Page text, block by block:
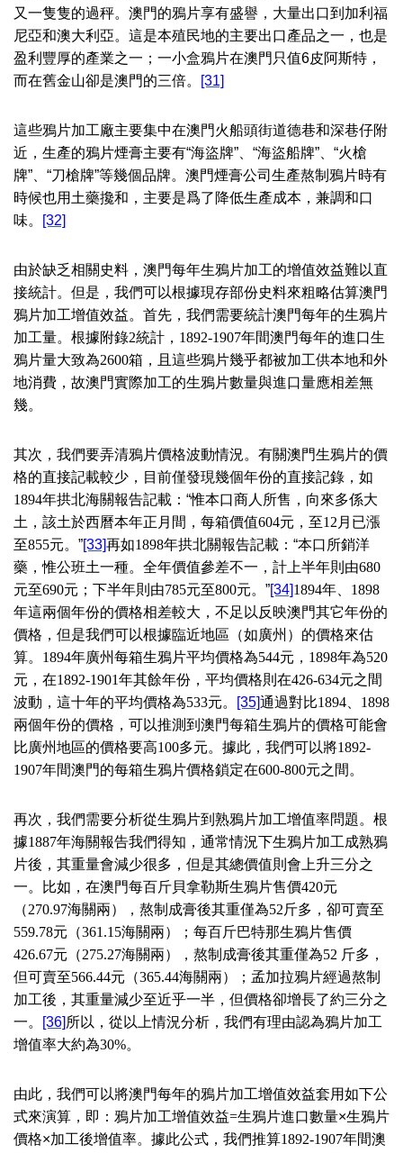
又一隻隻的過秤。澳門的鴉片享有盛譽，大量出口到加利福
尼亞和澳大利亞。這是本殖民地的主要出口產品之一，也是
盈利豐厚的產業之一；一小盒鴉片在澳門只值6皮阿斯特，
而在舊金山卻是澳門的三倍。
[31]
這些鴉片加工廠主要集中在澳門火船頭街道德巷和深巷仔附
近，生產的鴉片煙膏主要有“海盜牌”、“海盜船牌”、“火槍
牌”、“刀槍牌”等幾個品牌。澳門煙膏公司生產熬制鴉片時有
時候也用土藥攙和，主要是爲了降低生產成本，兼調和口
味。
[32]
由於缺乏相關史料，澳門每年生鴉片加工的增值效益難以直
接統計。但是，我們可以根據現存部份史料來粗略估算澳門
鴉片加工增值效益。首先，我們需要統計澳門每年的生鴉片
加工量。根據附錄2統計， 1892-1907年間澳門每年的進口生
鴉片量大致為2600箱，且這些鴉片幾乎都被加工供本地和外
地消費，故澳門實際加工的生鴉片數量與進口量應相差無
幾。
其次，我們要弄清鴉片價格波動情況。有關澳門生鴉片的價
格的直接記載較少，目前僅發現幾個年份的直接記錄，如
1894年拱北海關報告記載：“惟本口商人所售，向來多係大
土，該土於西曆本年正月間，每箱價值604元，至12 月已漲
至855元。”[33]再如1898年拱北關報告記載：“本口所銷洋
藥，惟公班土一種。全年價值參差不一，計上半年則由680
元至690元；下半年則由785元至800元。”[34]1894年、 1898
年這兩個年份的價格相差較大，不足以反映澳門其它年份的
價格，但是我們可以根據臨近地區（如廣州）的價格來估
算。 1894年廣州每箱生鴉片平均價格為544元， 1898年為520
元，在1892-1901年其餘年份，平均價格則在426-634元之間
波動，這十年的平均價格為533元。 [35]通過對比1894
1898
兩個年份的價格，可以推測到澳門每箱生鴉片的價格可能會
比廣州地區的價格要高100多元。據此，我們可以將1892-
1907年間澳門的每箱生鴉片價格鎖定在600-800元之間。
再次，我們需要分析從生鴉片到熟鴉片加工增值率問題。根
據1887年海關報告我們得知，通常情況下生鴉片加工成熟鴉
片後，其重量會減少很多，但是其總價值則會上升三分之
一。比如，在澳門每百斤貝拿勒斯生鴉片售價420元
（270.97海關兩），熬制成膏後其重僅為52斤多，卻可賣至
559.78元（361.15海關兩）；每百斤巴特那生鴉片售價
426.67元（275.27海關兩），熬制成膏後其重僅為52 斤多，
但可賣至566.44元（365.44海關兩）；孟加拉鴉片經過熬制
加工後，其重量減少至近乎一半，但價格卻增長了約三分之
一。
[36] 所以，從以上情況分析，我們有理由認為鴉片加工
增值率大約為30%。
由此，我們可以將澳門每年的鴉片加工增值效益套用如下公
式來演算，即：鴉片加工增值效益=生鴉片進口數量×生鴉片
價格×加工後增值率。據此公式，我們推算1892-1907年間澳